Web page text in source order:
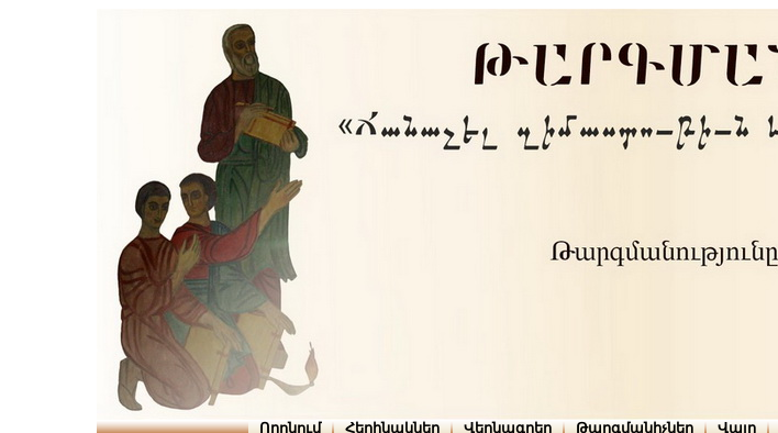
Որոնում Հեղինակներ Վերնագրեր Թարգմանիչներ Վայր